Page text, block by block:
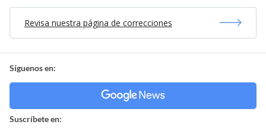
Revisa nuestra página de correcciones
Síguenos en:
Suscríbete en: